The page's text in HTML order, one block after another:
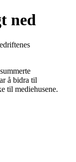
ned
å bidra til
til mediehusene.